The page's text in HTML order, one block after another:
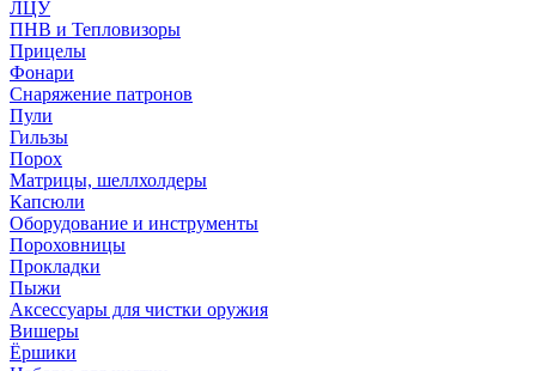
ЛЦУ
ПНВ и Тепловизоры
Прицелы
Фонари
Снаряжение патронов
Пули
Гильзы
Порох
Матрицы, шеллхолдеры
Капсюли
Оборудование и инструменты
Пороховницы
Прокладки
Пыжи
Аксессуары для чистки оружия
Вишеры
Ёршики